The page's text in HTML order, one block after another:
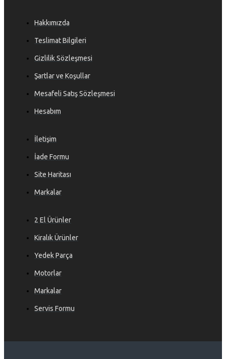
Hakkımızda
Teslimat Bilgileri
Gizlilik Sözleşmesi
Şartlar ve Koşullar
Mesafeli Satış Sözleşmesi
Hesabım
İletişim
İade Formu
Site Haritası
Markalar
2 El Ürünler
Kiralık Ürünler
Yedek Parça
Motorlar
Markalar
Servis Formu